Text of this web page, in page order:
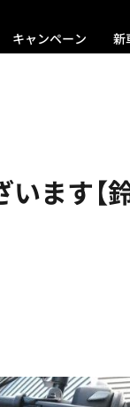
キャンペーン 新
ます【